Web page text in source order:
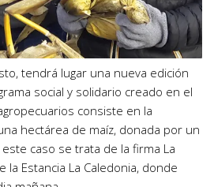
tendrá lugar una nueva edición
social y solidario creado en el
consiste en la
hectárea de maíz, donada por un
caso se trata de la firma La
la Estancia La Caledonia, donde